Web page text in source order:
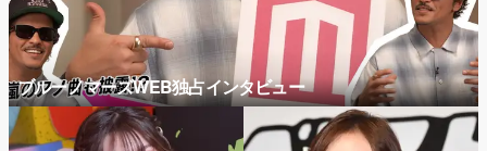
ブルーノマーズWEB独占インタビュー